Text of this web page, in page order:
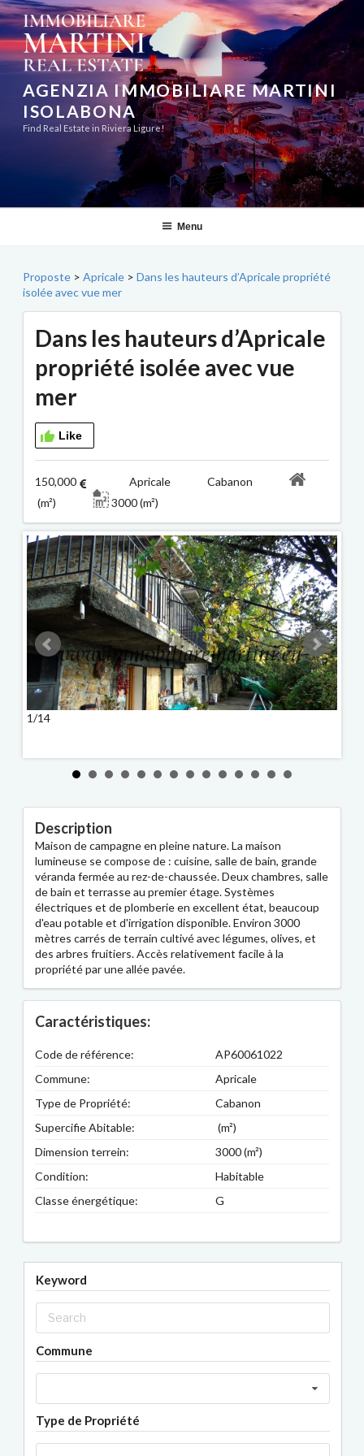
Aller
au
contenu
principal
AGENZIA IMMOBILIARE MARTINI
ISOLABONA
Find Real Estate in Riviera Ligure!
Menu
Proposte > Apricale > Dans les hauteurs d’Apricale propriété
isolée avec vue mer
Dans les hauteurs d’Apricale
propriété isolée avec vue
mer
Like
150,000
Apricale Cabanon
(m²)
3000 (m²)
1/14
Description
Maison de campagne en pleine nature. La maison
lumineuse se compose de : cuisine, salle de bain, grande
véranda fermée au rez-de-chaussée. Deux chambres, salle
de bain et terrasse au premier étage. Systèmes
électriques et de plomberie en excellent état, beaucoup
d'eau potable et d'irrigation disponible. Environ 3000
mètres carrés de terrain cultivé avec légumes, olives, et
des arbres fruitiers. Accès relativement facile à la
propriété par une allée pavée.
Caractéristiques:
Code de référence:
AP60061022
Commune:
Apricale
Type de Propriété:
Cabanon
Supercifie Abitable:
(m²)
Dimension terrein:
3000 (m²)
Condition:
Habitable
Classe énergétique:
G
Keyword
Commune
Type de Propriété